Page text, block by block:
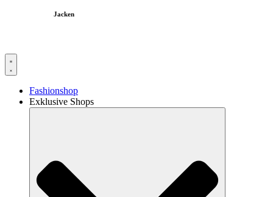
Jacken
Fashionshop
Exklusive Shops